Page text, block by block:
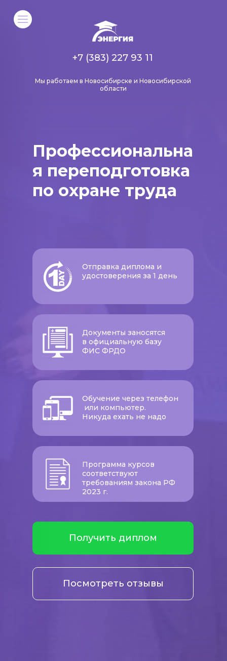
Мы работаем в Новосибирске и Новосибирской
области
+7 (383) 227 93 11
Профессиональна
я переподготовка
по охране труда
Получить диплом
Отправка диплома и
удостоверения за 1 день
Документы заносятся
в официальную базу
ФИС ФРДО
Обучение через телефон
или компьютер.
Никуда ехать не надо
Программа курсов
соответствуют
требованиям закона РФ
2023 г.
Посмотреть отзывы